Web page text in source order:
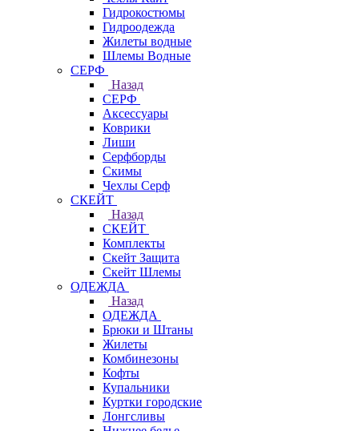
Гидрокостюмы
Гидроодежда
Жилеты водные
Шлемы Водные
СЕРФ
Назад
СЕРФ
Аксессуары
Коврики
Лиши
Серфборды
Скимы
Чехлы Cерф
СКЕЙТ
Назад
СКЕЙТ
Комплекты
Скейт Защита
Скейт Шлемы
ОДЕЖДА
Назад
ОДЕЖДА
Брюки и Штаны
Жилеты
Комбинезоны
Кофты
Купальники
Куртки городские
Лонгсливы